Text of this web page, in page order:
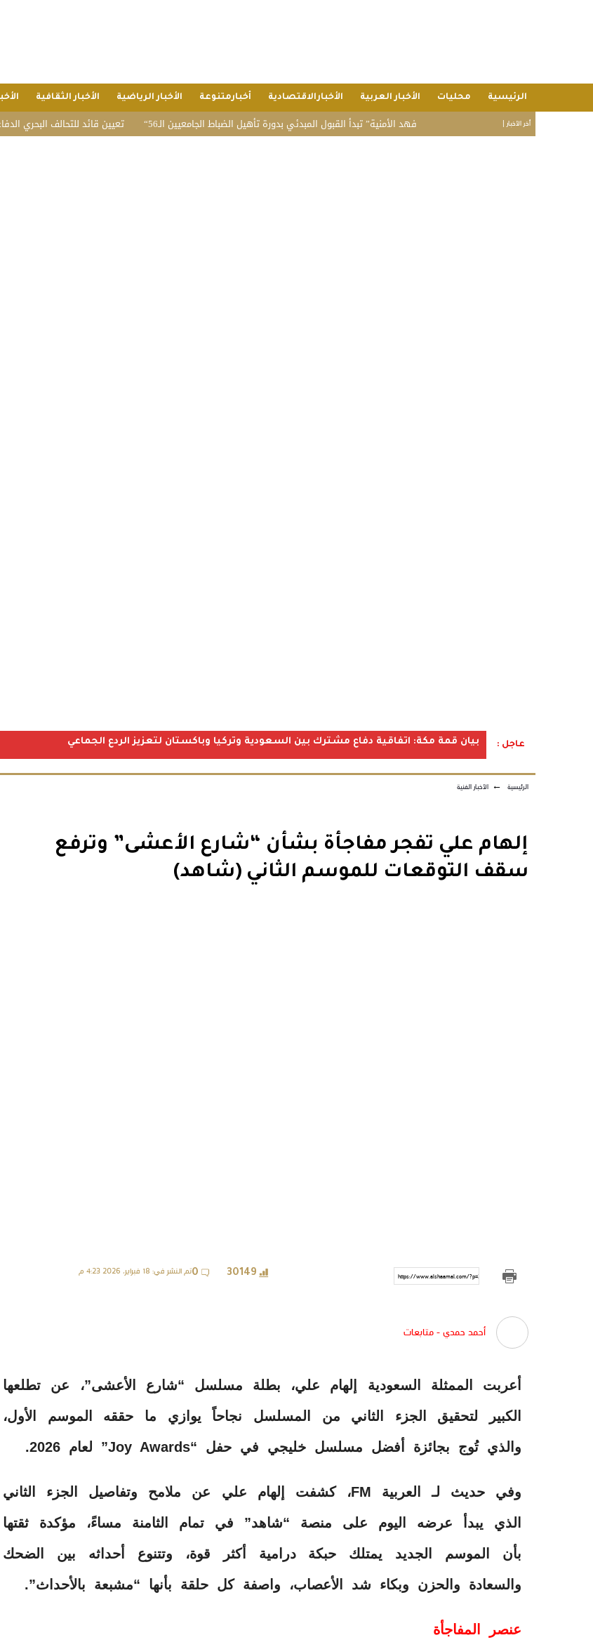
الرئيسية محليات الأخبار العربية الأخبارالاقتصادية أخبارمتنوعة الأخبار الرياضية الأخبار الثقافية
أخر الأخبار | تعيين قائد للتحالف البحري الدفاعي متعدد “فهد الأمنية” تبدأ القبول المبدئي بدورة تأهيل الضباط الجامعيين الـ56
عاجل : بيان قمة مكة: اتفاقية دفاع مشترك بين السعودية وتركيا وباكستان لتعزيز الردع الجماعي
الرئيسية ← الأخبار الفنية
إلهام علي تفجر مفاجأة بشأن “شارع الأعشى” وترفع
سقف التوقعات للموسم الثاني (شاهد)
https://www.alshaamal.com/?p=308508
تم النشر في: 18 فبراير، 2026 4:23 م 30149
0
أحمد حمدي - متابعات
أعربت الممثلة السعودية إلهام علي، بطلة مسلسل “شارع الأعشى”، عن تطلعها
الكبير لتحقيق الجزء الثاني من المسلسل نجاحاً يوازي ما حققه الموسم الأول،
والذي تُوج بجائزة أفضل مسلسل خليجي في حفل “Joy Awards” لعام 2026.
وفي حديث لـ العربية FM، كشفت إلهام علي عن ملامح وتفاصيل الجزء الثاني
الذي يبدأ عرضه اليوم على منصة “شاهد” في تمام الثامنة مساءً، مؤكدة ثقتها
بأن الموسم الجديد يمتلك حبكة درامية أكثر قوة، وتتنوع أحداثه بين الضحك
والسعادة والحزن وبكاء شد الأعصاب، واصفة كل حلقة بأنها “مشبعة بالأحداث”.
عنصر المفاجأة